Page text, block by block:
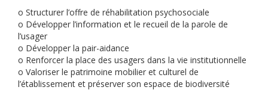
o Structurer l’offre de réhabilitation psychosociale
o Développer l’information et le recueil de la parole de
l’usager
o Développer la pair-aidance
o Renforcer la place des usagers dans la vie institutionnelle
o Valoriser le patrimoine mobilier et culturel de
l’établissement et préserver son espace de biodiversité